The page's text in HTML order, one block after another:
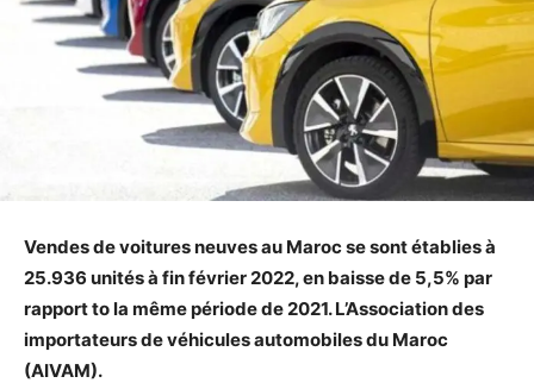
Vendes de voitures neuves au Maroc se sont établies à
25.936 unités à fin février 2022, en baisse de 5,5% par
rapport to la même période de 2021. L’Association des
importateurs de véhicules automobiles du Maroc
(AIVAM).